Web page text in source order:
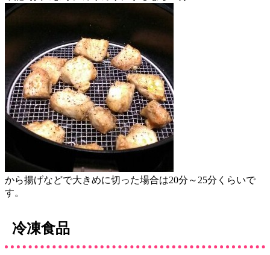
から揚げなどで大きめに切った場合は20分～25分くらいで
す。
冷凍食品